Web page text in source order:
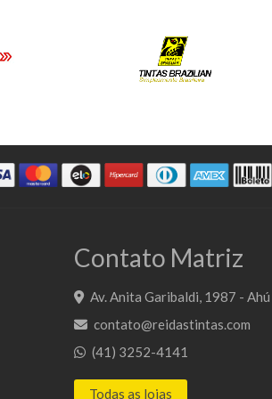
Contato Matriz
Av. Anita Garibaldi, 1987 - Ahú
contato@reidastintas.com
(41) 3252-4141
Todas as lojas